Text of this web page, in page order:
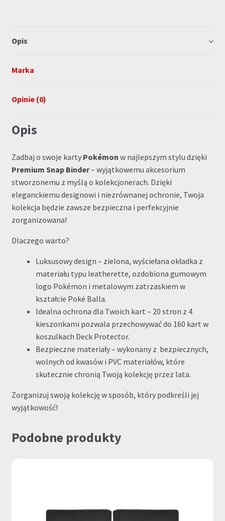
Opis
Marka
Opinie (0)
Opis
Zadbaj o swoje karty Pokémon w najlepszym stylu dzięki
Premium Snap Binder– wyjątkowemu akcesorium
stworzonemu z myślą o kolekcjonerach. Dzięki
eleganckiemu designowi i niezrównanej ochronie, Twoja
kolekcja będzie zawsze bezpieczna i perfekcyjnie
zorganizowana!
Dlaczego warto?
Luksusowy design – zielona, wyściełana okładka z
materiału typu leatherette, ozdobiona gumowym
logo Pokémon i metalowym zatrzaskiem w
kształcie Poké Balla.
Idealna ochrona dla Twoich kart – 20 stron z 4
kieszonkami pozwala przechowywać do 160 kart w
koszulkach Deck Protector.
Bezpieczne materiały – wykonany z bezpiecznych,
wolnych od kwasów i PVC materiałów, które
skutecznie chronią Twoją kolekcję przez lata.
Zorganizuj swoją kolekcję w sposób, który podkreśli jej
wyjątkowość!
Podobne produkty